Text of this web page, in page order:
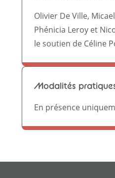
Olivier De Ville,
Phénicia Leroy et
le soutien de Céline
Modalités
En présence